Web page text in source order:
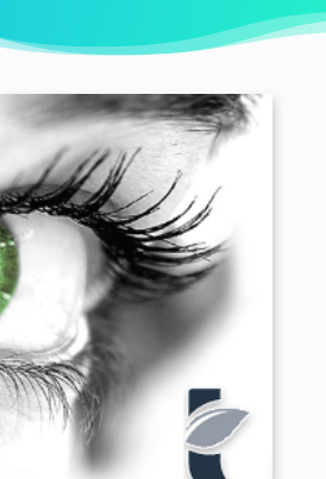
sous-Bois 94120
94270
94170
94420
94520
94130
Noiseau 94880
sur-Marne 94490
94150
94100